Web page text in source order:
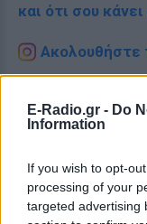
E-Radio.gr - Do
Information
If you wish to opt-
processing of your
targeted advertising
και ότι σου κάνει
Ακολουθήστε